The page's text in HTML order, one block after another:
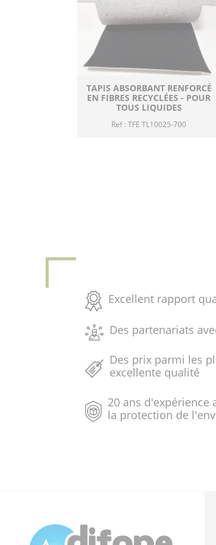
TAPIS ABSORBANT RENFORCÉ
EN FIBRES RECYCLÉES - POUR
TOUS LIQUIDES
Ref : TFE TL10025-700
Excellent rapport
Des partenariats
Des prix parmi les
excellente qualité
20 ans d'expérience
la protection de